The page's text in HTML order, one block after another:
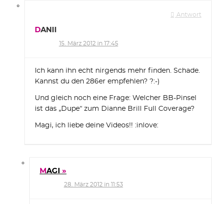
Antwort
DANII
15. März 2012 in 17:45
Ich kann ihn echt nirgends mehr finden. Schade.
Kannst du den 286er empfehlen? ?:-)
Und gleich noch eine Frage: Welcher BB-Pinsel
ist das „Dupe“ zum Dianne Brill Full Coverage?
Magi, ich liebe deine Videos!! :inlove:
MAGI
28. März 2012 in 11:53